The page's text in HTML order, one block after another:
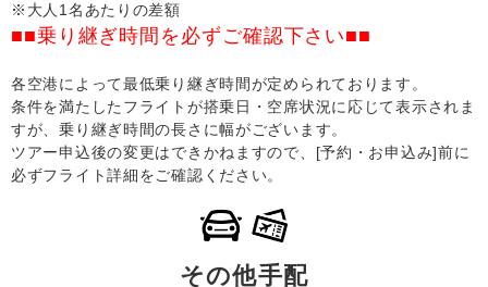
※大人1名あたりの差額
■■乗り継ぎ時間を必ずご確認下さい■■
各空港によって最低乗り継ぎ時間が定められております。
条件を満たしたフライトが搭乗日・空席状況に応じて表示されま
すが、乗り継ぎ時間の長さに幅がございます。
ツアー申込後の変更はできかねますので、[予約・お申込み]前に
必ずフライト詳細をご確認ください。
その他手配